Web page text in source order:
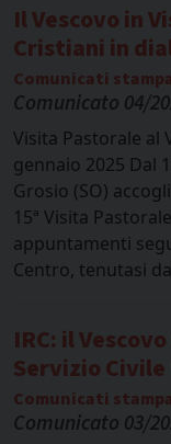
Il Vescovo in
Cristiani in
Comunicati stampa
Comunicato 04/
Visita Pastorale al
gennaio 2025 Dal
Grosio (SO)
15ª Visita
appuntamenti
Centro, tenutasi
IRC: il
Servizio
Comunicati stampa
Comunicato 03/